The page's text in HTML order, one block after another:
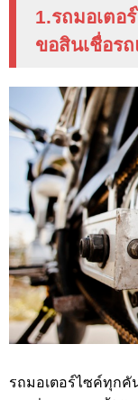
1.รถมอเตอ
ขอสินเชื่อรถ
รถมอเตอร์ไซค์ทุกคั